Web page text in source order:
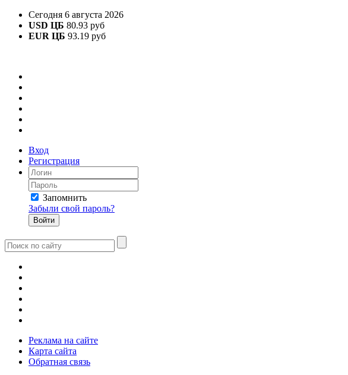
Сегодня 6 августа 2026
USD ЦБ 80.93 руб
EUR ЦБ 93.19 руб
Вход
Регистрация
Запомнить
Забыли свой пароль?
Реклама на сайте
Карта сайта
Обратная связь